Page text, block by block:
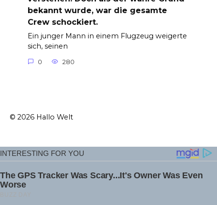
bekannt wurde, war die gesamte
Crew schockiert.
Ein junger Mann in einem Flugzeug weigerte
sich, seinen
0 280
© 2026 Hallo Welt